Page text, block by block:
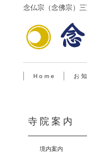
念仏宗（念佛宗）
H o m e お
寺 院 案 内
境内案内